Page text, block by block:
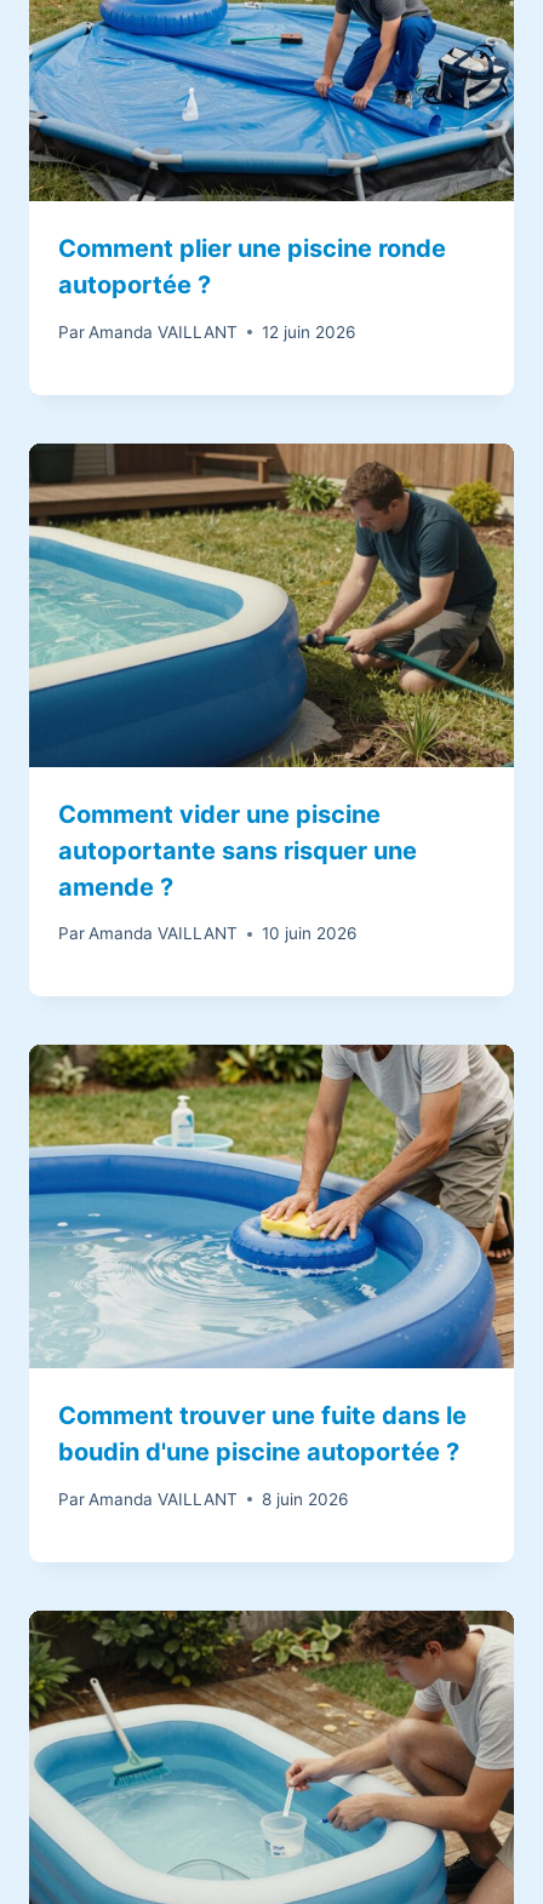
Comment plier une piscine ronde
autoportée ?
Par Amanda VAILLANT 12 juin 2026
Comment vider une piscine
autoportante sans risquer une
amende ?
ParAmanda VAILLANT 10 juin 2026
Comment trouver une fuite dans le
boudin d'une piscine autoportée ?
Par Amanda VAILLANT 8 juin 2026